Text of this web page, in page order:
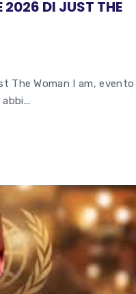
2026 DI JUST THE
The Woman I am, evento